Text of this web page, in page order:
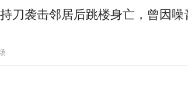
刀袭击邻居后跳楼身亡，曾因噪